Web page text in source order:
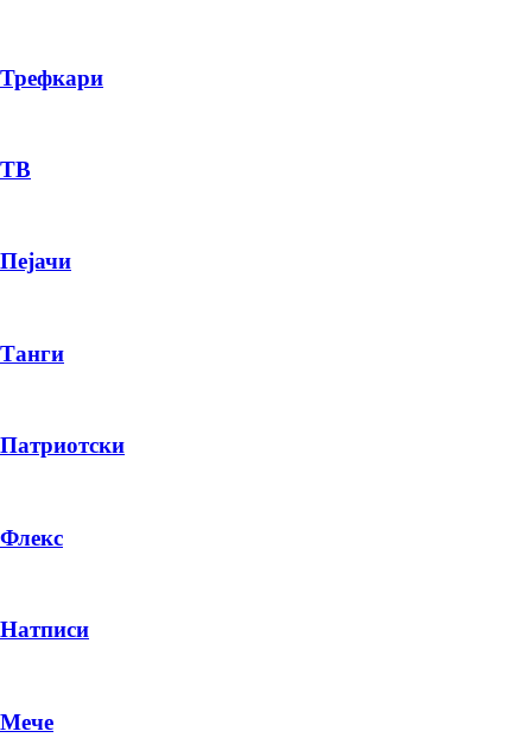
Трефкари
ТВ
Пејачи
Танги
Патриотски
Флекс
Натписи
Мече